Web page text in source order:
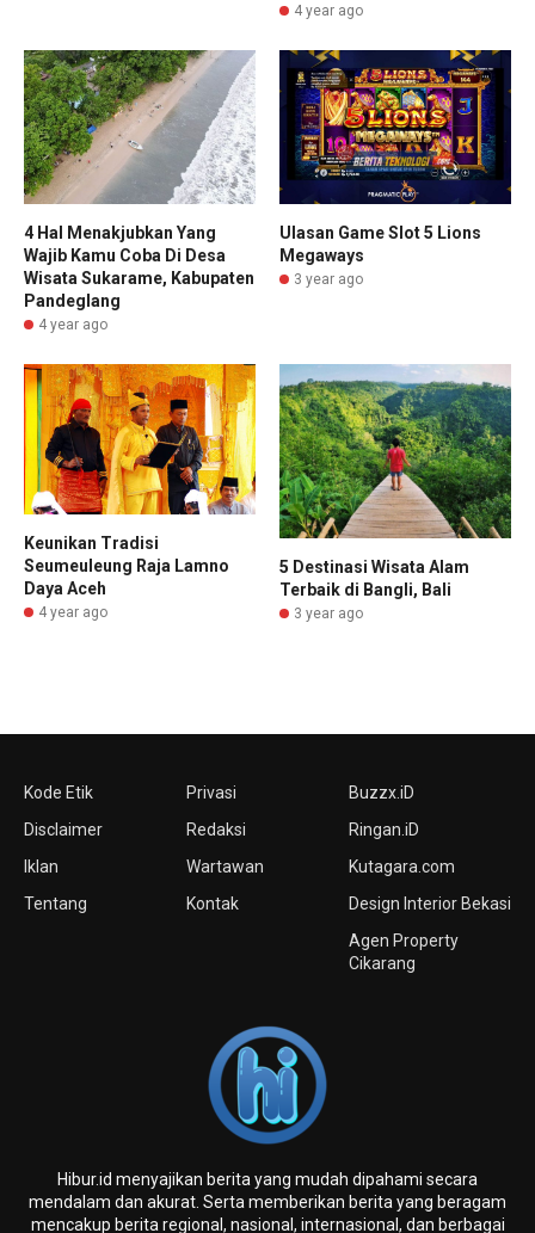
4 year ago
4 Hal Menakjubkan Yang
Wajib Kamu Coba Di Desa
Wisata Sukarame, Kabupaten
Pandeglang
4 year ago
Ulasan Game Slot 5 Lions
Megaways
3 year ago
Keunikan Tradisi
Seumeuleung Raja Lamno
Daya Aceh
4 year ago
5 Destinasi Wisata Alam
Terbaik di Bangli, Bali
3 year ago
Kode Etik
Disclaimer
Iklan
Tentang
Privasi
Redaksi
Wartawan
Kontak
Buzzx.iD
Ringan.iD
Kutagara.com
Design Interior Bekasi
Agen Property
Cikarang
Hibur.id menyajikan berita yang mudah dipahami secara
mendalam dan akurat. Serta memberikan berita yang beragam
mencakup berita regional, nasional, internasional, dan berbagai